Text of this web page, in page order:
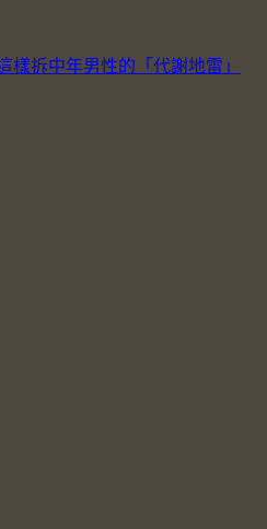
拆中年男性的「代謝地雷」